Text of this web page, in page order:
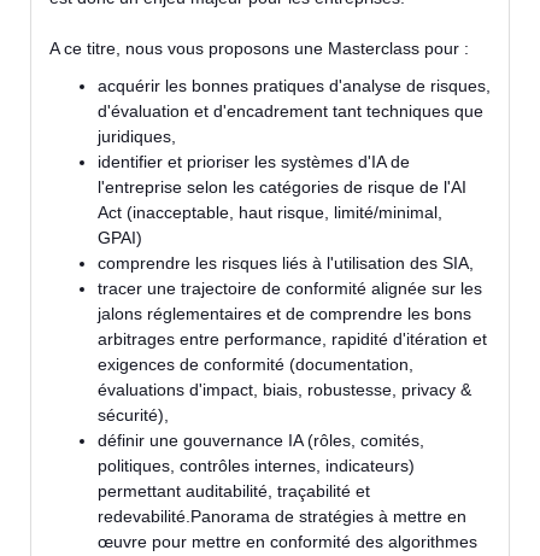
A ce titre, nous vous proposons une Masterclass pour :
acquérir les bonnes pratiques d'analyse de risques,
d'évaluation et d'encadrement tant techniques que
juridiques,
identifier et prioriser les systèmes d'IA de
l'entreprise selon les catégories de risque de l'AI
Act (inacceptable, haut risque, limité/minimal,
GPAI)
comprendre les risques liés à l'utilisation des SIA,
tracer une trajectoire de conformité alignée sur les
jalons réglementaires et de comprendre les bons
arbitrages entre performance, rapidité d'itération et
exigences de conformité (documentation,
évaluations d'impact, biais, robustesse, privacy &
sécurité),
définir une gouvernance IA (rôles, comités,
politiques, contrôles internes, indicateurs)
permettant auditabilité, traçabilité et
redevabilité.Panorama de stratégies à mettre en
œuvre pour mettre en conformité des algorithmes